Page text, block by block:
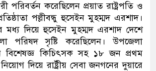
পরিবর্তন করেছিলেন প্রয়াত রাষ্ট্রপতি ও
পল্লীবন্ধু হুসেইন মুহম্মদ এরশাদ।
মধ্য দিয়ে হুসেইন মুহম্মদ এরশাদ দেশে
পরিষদ সৃষ্টি করেছিলেন। উপজেলা
কিচিৎসক সহ ১৮ জন প্রথম
নিয়োগ দিয়ে রাষ্ট্রীয় সেবা জনগনের দুয়ারে